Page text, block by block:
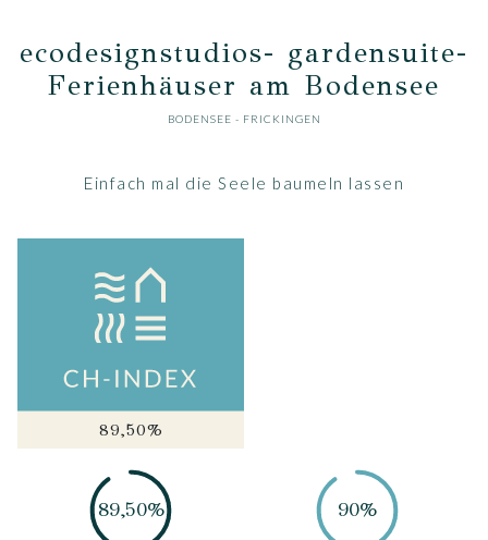
ecodesignstudios- gardensuite-
Ferienhäuser am Bodensee
BODENSEE - FRICKINGEN
Einfach mal die Seele baumeln lassen
89,50%
89,50% 90%